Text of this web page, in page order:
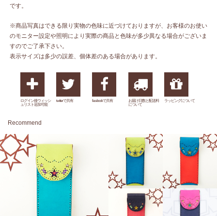
です。
※商品写真はできる限り実物の色味に近づけておりますが、お客様のお使い
のモニター設定や照明により実際の商品と色味が多少異なる場合がございま
すのでご了承下さい。
表示サイズは多少の誤差、個体差のある場合があります。
ログイン後ウィッシ
ュリスト追加可能
twitterで共有 facebookで共有
お届け日数と配送料
について
ラッピングについて
Recommend